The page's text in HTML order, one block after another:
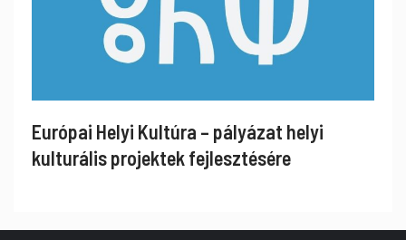
Európai Helyi Kultúra – pályázat helyi
kulturális projektek fejlesztésére